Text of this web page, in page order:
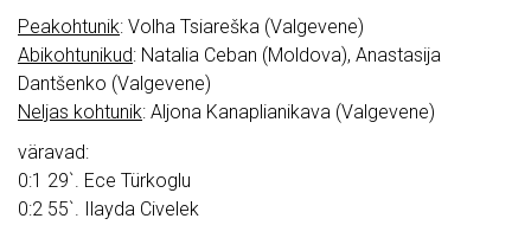
Peakohtunik: Volha Tsiareška (Valgevene)
Abikohtunikud: Natalia Ceban (Moldova), Anastasija
Dantšenko (Valgevene)
Neljas kohtunik: Aljona Kanaplianikava (Valgevene)
väravad:
0:1 29`. Ece Türkoglu
0:2 55`. Ilayda Civelek